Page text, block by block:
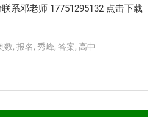
系邓老师 17751295132 点击下载
数, 报名, 秀峰, 答案, 高中